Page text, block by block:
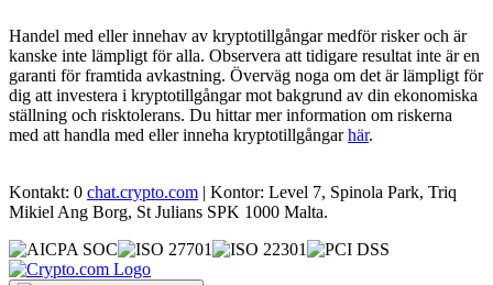
Handel med eller innehav av kryptotillgångar medför risker och är
kanske inte lämpligt för alla. Observera att tidigare resultat inte är en
garanti för framtida avkastning. Överväg noga om det är lämpligt för
dig att investera i kryptotillgångar mot bakgrund av din ekonomiska
ställning och risktolerans. Du hittar mer information om riskerna
med att handla med eller inneha kryptotillgångarhär.
Kontakt: 0 chat.crypto.com | Kontor: Level 7, Spinola Park, Triq
Mikiel Ang Borg, St Julians SPK 1000 Malta.